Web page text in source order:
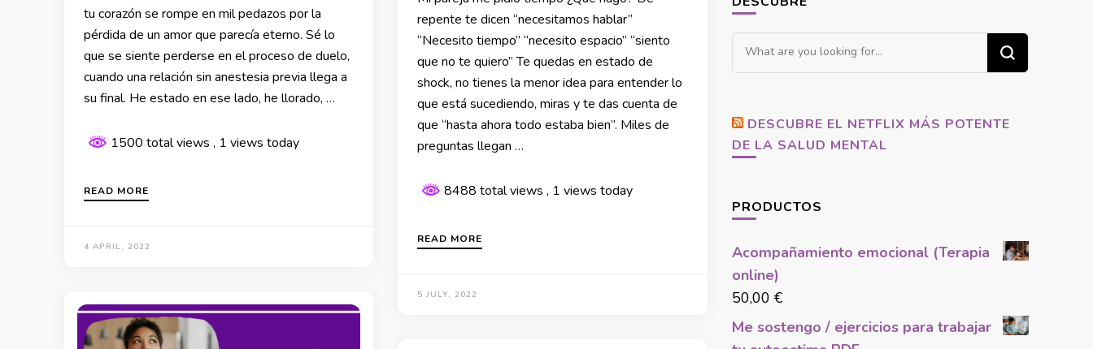
tu corazón se rompe en mil pedazos por la
pérdida de un amor que parecía eterno. Sé lo
que se siente perderse en el proceso de duelo,
cuando una relación sin anestesia previa llega a
su final. He estado en ese lado, he llorado, …
1500 total views , 1 views today
READ MORE
4 APRIL, 2022
repente te dicen “necesitamos hablar”
“Necesito tiempo” “necesito espacio” “siento
que no te quiero” Te quedas en estado de
shock, no tienes la menor idea para entender lo
que está sucediendo, miras y te das cuenta de
que “hasta ahora todo estaba bien”. Miles de
preguntas llegan …
8488 total views, 1 views today
READ MORE
5 JULY, 2022
Looking
for
DESCUBRE EL NETFLIX MÁS POTENTE
DE LA SALUD MENTAL
PRODUCTOS
Acompañamiento emocional (Terapia
online)
50,00 €
Me sostengo / ejercicios para trabajar